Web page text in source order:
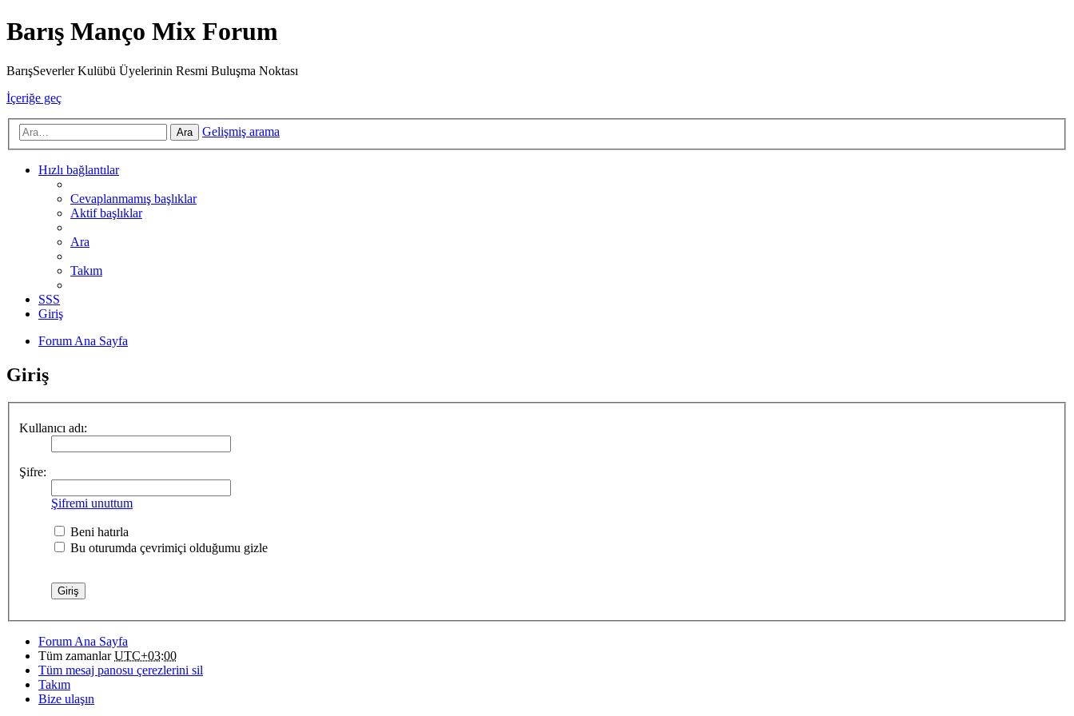
Barış Manço Mix Forum
BarışSeverler Kulübü Üyelerinin Resmi Buluşma Noktası
İçeriğe geç
Ara Gelişmiş arama
Hızlı bağlantılar
Cevaplanmamış başlıklar
Aktif başlıklar
Ara
Takım
SSS
Giriş
Forum Ana Sayfa
Giriş
Kullanıcı adı:
Şifre:
Şifremi unuttum
Beni hatırla
Bu oturumda çevrimiçi olduğumu gizle
Forum Ana Sayfa
Tüm zamanlarUTC+03:00
Tüm mesaj panosu çerezlerini sil
Takım
Bize ulaşın